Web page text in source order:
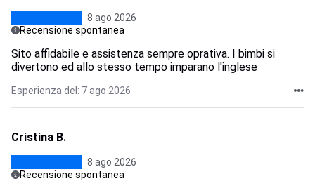
8 ago 2026
Recensione spontanea
Sito affidabile e assistenza sempre oprativa. I bimbi si
divertono ed allo stesso tempo imparano l'inglese
Esperienza del: 7 ago 2026
Cristina B.
8 ago 2026
Recensione spontanea